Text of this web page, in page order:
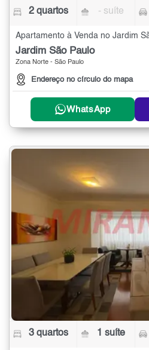
2 quartos - suíte
Jardim São Paulo
Zona Norte - São Paulo
Endereço no círculo do mapa
WhatsApp
3 quartos 1 suíte